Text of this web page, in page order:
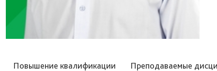
Повышение квалификации Преподаваемые